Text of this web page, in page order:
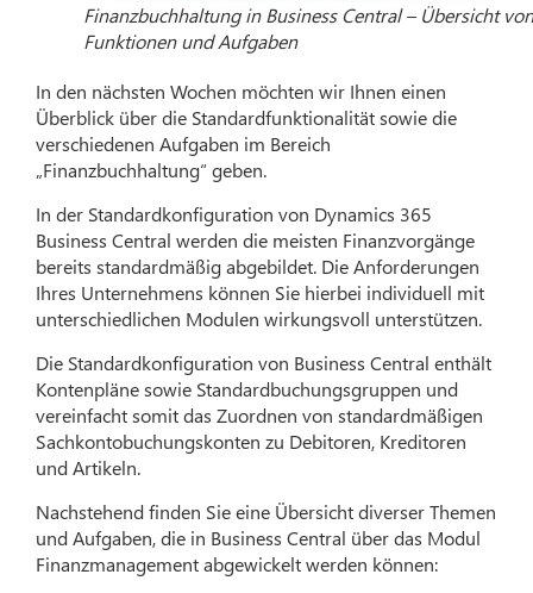
Finanzbuchhaltung in Business Central – Übersicht
Funktionen und Aufgaben
In den nächsten Wochen möchten wir Ihnen einen
Überblick über die Standardfunktionalität sowie die
verschiedenen Aufgaben im Bereich
„Finanzbuchhaltung“ geben.
In der Standardkonfiguration von Dynamics 365
Business Central werden die meisten Finanzvorgänge
bereits standardmäßig abgebildet. Die Anforderungen
Ihres Unternehmens können Sie hierbei individuell mit
unterschiedlichen Modulen wirkungsvoll unterstützen.
Die Standardkonfiguration von Business Central enthält
Kontenpläne sowie Standardbuchungsgruppen und
vereinfacht somit das Zuordnen von standardmäßigen
Sachkontobuchungskonten zu Debitoren, Kreditoren
und Artikeln.
Nachstehend finden Sie eine Übersicht diverser Themen
und Aufgaben, die in Business Central über das Modul
Finanzmanagement abgewickelt werden können: